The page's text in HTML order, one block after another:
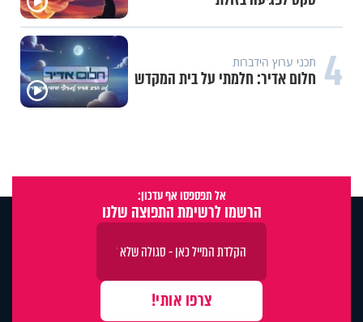
4 תכני ערוץ הידברות
חלום אדיר: חלמתי על בית המקדש
אל תפספסו אף עדכון:
הרשמו לרשימת התפוצה שלנו